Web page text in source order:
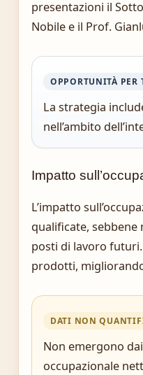
presentazioni il
Nobile e il Prof.
OPPORTUNITÀ PER
La strategia
nell’ambito
Impatto
L’impatto
qualificate,
posti di lavoro futuri.
prodotti,
DATI NON
Non emergono
occupazionale